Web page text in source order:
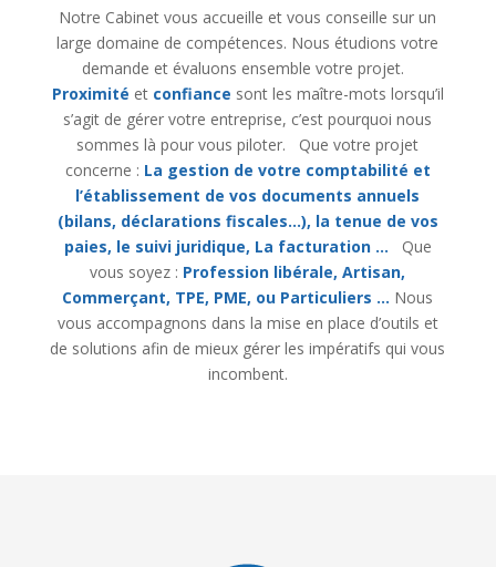
Notre Cabinet vous accueille et vous conseille sur un
large domaine de compétences. Nous étudions votre
demande et évaluons ensemble votre projet.
Proximité et confiance sont les maître-mots lorsqu’il
s’agit de gérer votre entreprise, c’est pourquoi nous
sommes là pour vous piloter. Que votre projet
concerne : La gestion de votre comptabilité et
l’établissement de vos documents annuels
(bilans, déclarations fiscales…), la tenue de vos
paies, le suivi juridique, La facturation … Que
vous soyez : Profession libérale,Artisan,
Commerçant, TPE, PME, ou Particuliers … Nous
vous accompagnons dans la mise en place d’outils et
de solutions afin de mieux gérer les impératifs qui vous
incombent.